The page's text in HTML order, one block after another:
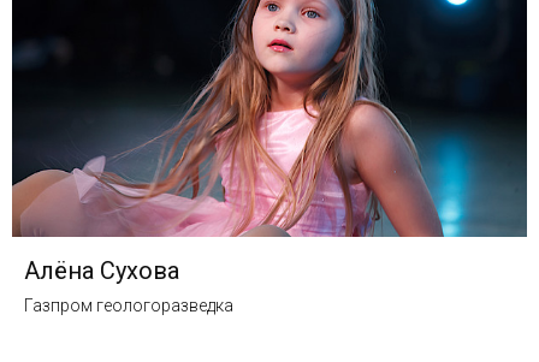
Алёна Сухова
Газпром геологоразведка